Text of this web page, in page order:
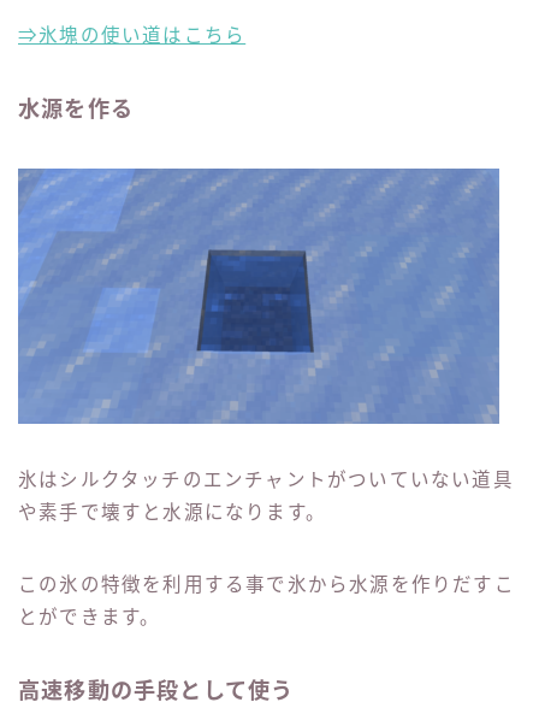
⇒氷塊の使い道はこちら
水源を作る
氷はシルクタッチのエンチャントがついていない道具
や素手で壊すと水源になります。
この氷の特徴を利用する事で氷から水源を作りだすこ
とができます。
高速移動の手段として使う